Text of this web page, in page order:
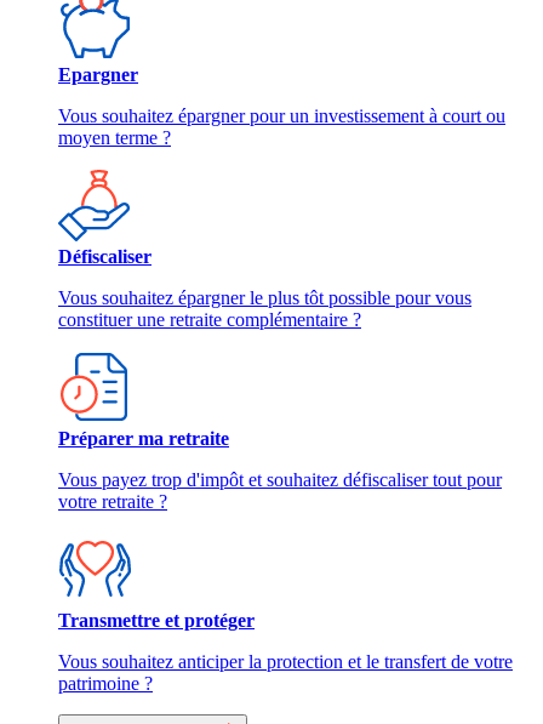
Epargner
Vous souhaitez épargner pour un investissement à court ou
moyen terme ?
Défiscaliser
Vous souhaitez épargner le plus tôt possible pour vous
constituer une retraite complémentaire ?
Préparer ma retraite
Vous payez trop d'impôt et souhaitez défiscaliser tout pour
votre retraite ?
Transmettre et protéger
Vous souhaitez anticiper la protection et le transfert de votre
patrimoine ?